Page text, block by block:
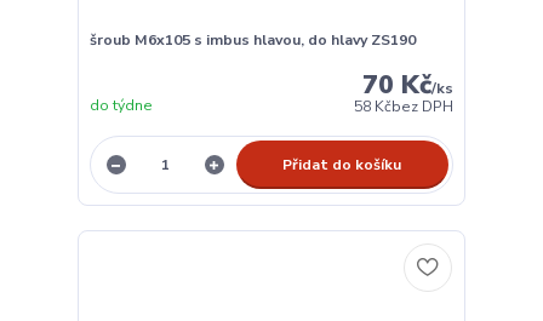
šroub M6x105 s imbus hlavou, do hlavy ZS190
70 Kč/ks
58 Kčbez DPH
do týdne
Přidat do košíku